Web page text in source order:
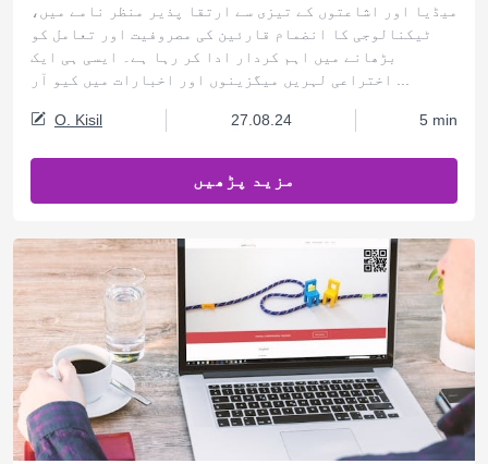
میڈیا اور اشاعتوں کے تیزی سے ارتقا پذیر منظر نامے میں،
ٹیکنالوجی کا انضمام قارئین کی مصروفیت اور تعامل کو
بڑھانے میں اہم کردار ادا کر رہا ہے۔ ایسی ہی ایک
O. Kisil 27.08.24 5 min
مزید پڑھیں